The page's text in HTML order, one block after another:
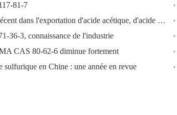
81-7
HISEACHEM ouvre la voie : succès récent dans l'exportation d'acide acétique, d'acide oxalique, d'acide sulfurique, d'acide nitrique, de soude caustique, d'alcali liquide et de métabisulfite de sodium depuis la Chine
36-3, connaissance de l'industrie
CAS 80-62-6 diminue fortement
sulfurique en Chine : une année en revue